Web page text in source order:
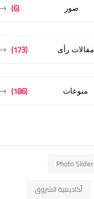
صور (6)
مقالات رأى (173)
منوعات (186)
Photo Slider
أكاديمية الشروق